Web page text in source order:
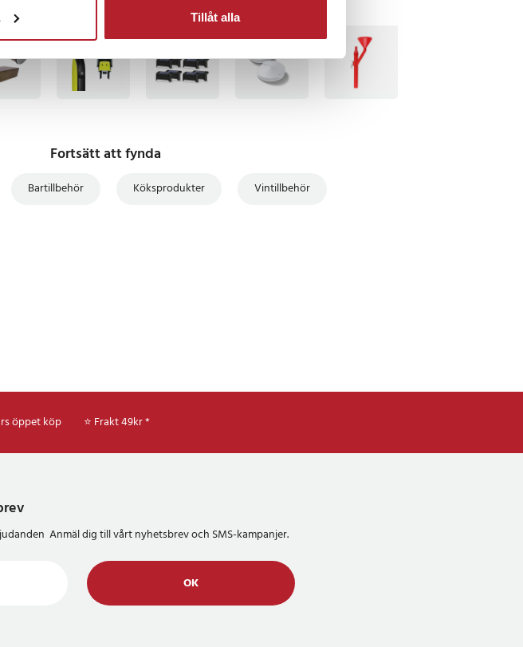
Tillåt alla
BÄSTSÄLJARE BÄSTSÄLJARE BÄSTSÄLJARE
Fortsätt att fynda
Bartillbehör Köksprodukter Vintillbehör
öppet köp ⭐ Frakt 49kr *
Anmäl dig till vårt nyhetsbrev och SMS-kampanjer.
OK